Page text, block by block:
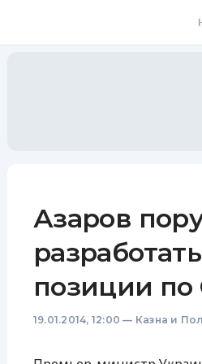
Азаров
позиции по
19.01.2014, 12:00 — Казна и